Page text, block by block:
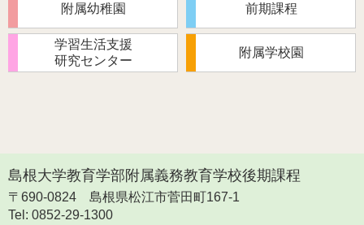
附属幼稚園 前期課程
学習生活支援
研究センター
附属学校園
島根大学教育学部附属義務教育学校後期課程
〒690-0824
島根県松江市菅田町167-1
Tel: 0852-29-1300